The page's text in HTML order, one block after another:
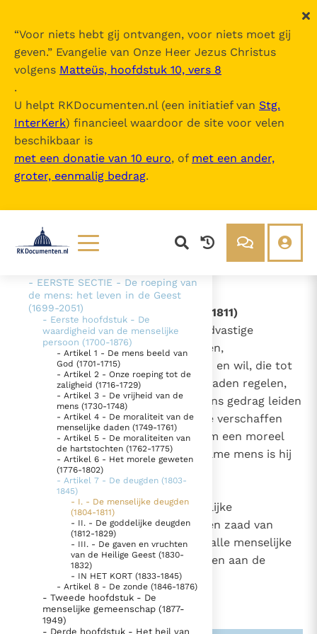
“Voor niets hebt gij ontvangen, voor niets moet gij
geven.” Evangelie van Onze Heer Jezus Christus
volgens Matteüs, hoofdstuk 10, vers 8
.
U helpt RKDocumenten.nl (een initiatief van Stg.
InterKerk) financieel waardoor de site voor velen
beschikbaar is
met een donatie van 10 euro, of met een ander,
groter, eenmalig bedrag.
Documenten
Bijbel
Thema’s
Berichten
Denzinger
Over ons
Over RK Documenten
Meedoen
Doneren
Nieuwsbrief
Gebruiksvoorwaarden
Nieuwste Documenten
5. Het gebed van de Kerk
In Christus wordt onze honger vervuld
Leer de kostbare parel van Gods koninkrijk te
herkennen
Gods Koninkrijk groeit stilletjes door liefde, niet door
De mystiek. De mystieke verschijnselen en de
Het Vaticaan publiceert een nieuwe Latijnse uitgave
van het Romeins martyrologium
Vaticaanse financiële waakhond verliest autonomie
Paus spreekt het Wereldvoedselprogramma toe
Catechismus van de Katholieke Kerk
Inhoudsopgave
uitklappen
- Intro
1065)
- DEEL 2 - De viering van het
Christusmysterie (1066-1690)
- DEEL 3 - Het leven in Christus
- EERSTE SECTIE - De roeping van
de mens: het leven in de Geest
(1699-2051)
- Eerste hoofdstuk - De
waardigheid van de menselijke
persoon (1700-1876)
- Artikel 1 - De mens beeld van
God (1701-1715)
- Artikel 2 - Onze roeping tot de
zaligheid (1716-1729)
- Artikel 3 - De vrijheid van de
mens (1730-1748)
- Artikel 4 - De moraliteit van de
menselijke daden (1749-1761)
- Artikel 5 - De moraliteiten van
de hartstochten (1762-1775)
- Artikel 6 - Het morele geweten
(1776-1802)
- Artikel 7 - De deugden (1803-
1845)
- I. - De menselijke deugden
(1804-1811)
- II. - De goddelijke deugden
(1812-1829)
- III. - De gaven en vruchten
van de Heilige Geest (1830-
1832)
- IN HET KORT (1833-1845)
- Artikel 8 - De zonde (1846-1876)
- Tweede hoofdstuk - De
menselijke gemeenschap (1877-
1949)
- Derde hoofdstuk - Het heil van
- I. - De menselijke deugden (1804-1811)
Demenselijke deugdenzijn standvastige
houdingen, stabiele gesteltenissen,
vervolmakingen van het verstand en wil, die tot
levenshoudingen worden, onze daden regelen,
onze hartstochten ordenen en ons gedrag leiden
volgens de rede en het geloof. Ze verschaffen
gemak, beheersing en vreugde om een moreel
goed leven te leiden. De deugdzame mens is hij
die in vrijheid het goede doet.
De zedelijke deugden zijn menselijke
verworvenheden. Ze zijn vrucht en zaad van
zedelijk goede daden; ze maken alle menselijke
krachten bereid om deel te hebben aan de
goddelijke liefde.